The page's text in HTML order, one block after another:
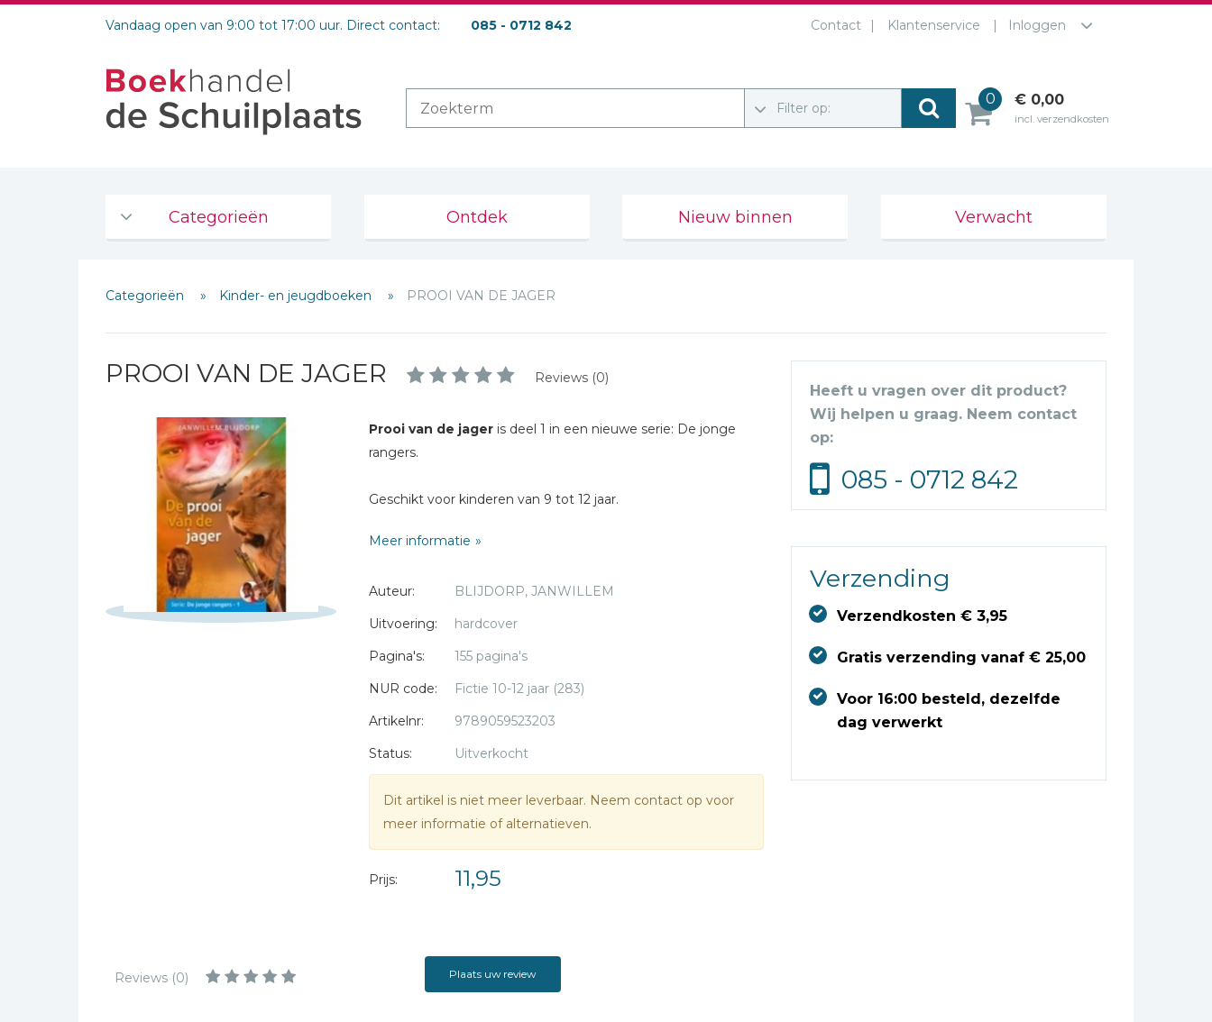
Vandaag open van 9:00 tot 17:00 uur. Direct contact: 085 - 0712 842 Contact Klantenservice Inloggen
Filter op:
0 € 0,00
incl. verzendkosten
Categorieën
De Bijbel
Bijbelse Dagboeken 2026
Bijbelstudie groepen
Bibles Foreign
Languages
Bijbelstudie
Geloof, duurzaamheid
en mileu
Benodigdheden voor
kerken
Christelijke spellen
Christelijke stripboeken
Regio | Alblasserwaard
Ontdek Nieuw binnen Verwacht
Categorieën Kinder- en jeugdboeken PROOI VAN DE JAGER
PROOI VAN DE JAGER Reviews (0)
Prooi van de jager is deel 1 in een nieuwe serie: De jonge
rangers.
Geschikt voor kinderen van 9 tot 12 jaar.
Meer informatie
Auteur:
BLIJDORP, JANWILLEM
Uitvoering:
hardcover
Pagina's:
155 pagina's
NUR code:
Fictie 10-12 jaar (283)
Artikelnr:
9789059523203
Status:
Uitverkocht
Dit artikel is niet meer leverbaar. Neem contact op voor
meer informatie of alternatieven.
Prijs: 11,95
Heeft u vragen over dit product?
Wij helpen u graag. Neem contact
op:
085 - 0712 842
Verzending
Verzendkosten € 3,95
Gratis verzending vanaf € 25,00
Voor 16:00 besteld, dezelfde
dag verwerkt
Reviews (0) Plaats uw review
Schrijf hieronder je review!
Sterren